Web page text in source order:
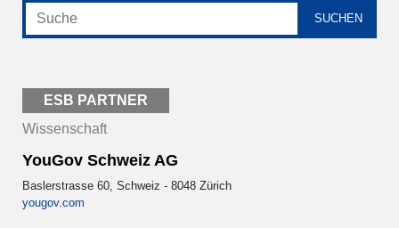
ESB PARTNER
Wissenschaft
YouGov Schweiz AG
Baslerstrasse 60, Schweiz - 8048 Zürich
yougov.com